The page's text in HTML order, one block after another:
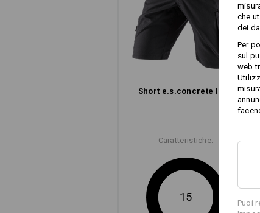
Short e.s.​concrete light
Caratteristiche:
15
che
dei
Per
sul
web
Puoi